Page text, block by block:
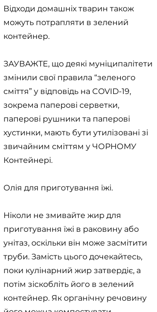
Відходи домашніх тварин також
можуть потрапляти в зелений
контейнер.
ЗАУВАЖТЕ, що деякі муніципалітети
змінили свої правила “зеленого
сміття” у відповідь на COVID-19,
зокрема паперові серветки,
паперові рушники та паперові
хустинки, мають бути утилізовані зі
звичайним сміттям у ЧОРНОМУ
Контейнері.
Олія для приготування їжі.
Ніколи не змивайте жир для
приготування їжі в раковину або
унітаз, оскільки він може засмітити
труби. Замість цього дочекайтесь,
поки кулінарний жир затвердіє, а
потім зіскобліть його в зелений
контейнер. Як органічну речовину